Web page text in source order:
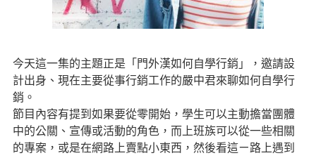
今天這一集的主題正是「門外漢如何自學行銷」，邀請設
計出身、現在主要從事行銷工作的嚴中君來聊如何自學行
銷。
節目內容有提到如果要從零開始，學生可以主動擔當團體
中的公關、宣傳或活動的角色，而上班族可以從一些相關
的專案，或是在網路上賣點小東西，然後看這ㄧ路上遇到